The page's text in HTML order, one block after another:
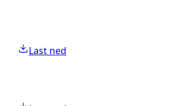
Last ned